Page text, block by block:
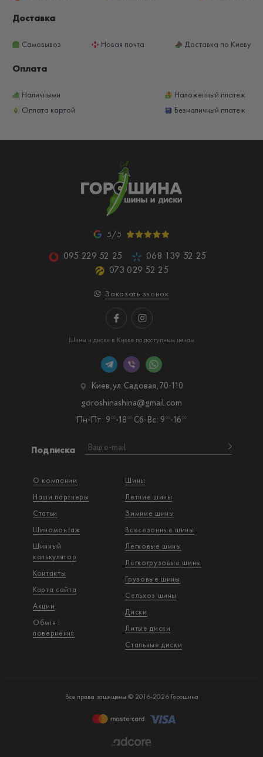
Доставка
Самовывоз Новая почта Доставка по Киеву
Оплата
Наличными
Наложенный платёж
Оплата картой
Безналичный платеж
5/5
095 229 52 25
068 139 52 25
073 029 52 25
Заказать звонок
Шины и диски в Киеве по доступным ценам
О компании
Наши партнеры
Статьи
Шиномонтаж
Шинный
калькулятор
Контакты
Карта сайта
Акции
Обмін і
повернення
Шины
Летние шины
Зимние шины
Всесезонные шины
Легковые шины
Легкогрузовые шины
Грузовые шины
Сельхоз шины
Диски
Литые диски
Стальные диски
Подписка
Киев, ул. Садовая, 70-110
Пн-Пт: 9 00-18 00 Сб-Вс: 9 00-16 00
goroshinashina@gmail.com
Все права защищены © 2016-2026 Горошина